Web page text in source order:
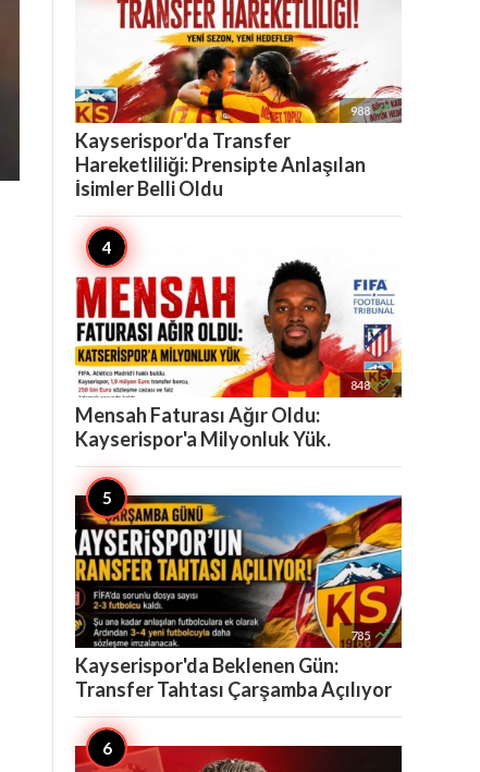
988 
Kayserispor'da Transfer
Hareketliliği: Prensipte Anlaşılan
İsimler Belli Oldu
848 
Mensah Faturası Ağır Oldu:
Kayserispor'a Milyonluk Yük.
785 
Kayserispor'da Beklenen Gün:
Transfer Tahtası Çarşamba Açılıyor